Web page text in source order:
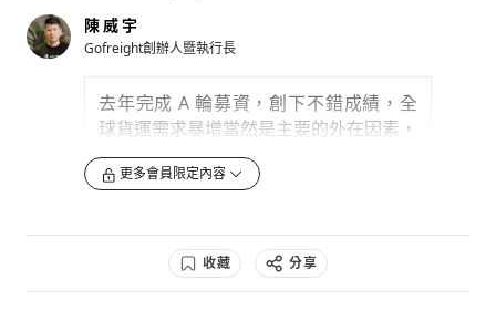
0
檢舉留言
0
過去這些細碎流程，貨代公司都只能手動
輸入成一張張表單印出來，你能想像中間
能犯的人為錯誤太多了，光是打錯字，或
是忘記去托運延遲貨櫃，造成的損失，就
麼客戶一用我們的雲端管理服務，1 年可
以節省上百萬的罰金。
陳威宇
Gofreight創辦人暨執行長
去年完成 A 輪募資，創下不錯成績，全
球貨運需求暴增當然是主要的外在因素，
但確實也是因為越多人看到垂直 SaaS 產
業的魅力。這個題目我們起步的很早，當
候，我們就先做了。
2y
更多會員限定內容
收藏 分享